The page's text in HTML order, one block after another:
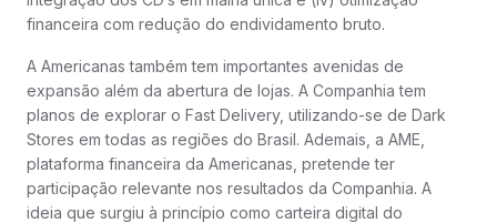
financeira com redução do endividamento bruto.
A Americanas também tem importantes avenidas de
expansão além da abertura de lojas. A Companhia tem
planos de explorar o Fast Delivery, utilizando-se de Dark
Stores em todas as regiões do Brasil. Ademais, a AME,
plataforma financeira da Americanas, pretende ter
participação relevante nos resultados da Companhia. A
ideia que surgiu à princípio como carteira digital do